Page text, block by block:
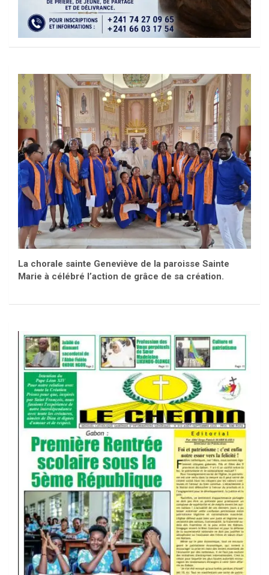
La chorale sainte Geneviève de la paroisse Sainte
Marie à célébré l’action de grâce de sa création.